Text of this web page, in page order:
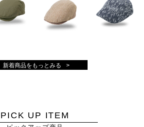
新着商品をもっとみる
PICK UP ITEM